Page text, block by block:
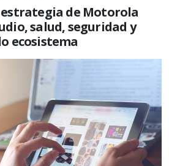
de Motorola
salud, seguridad y
ecosistema